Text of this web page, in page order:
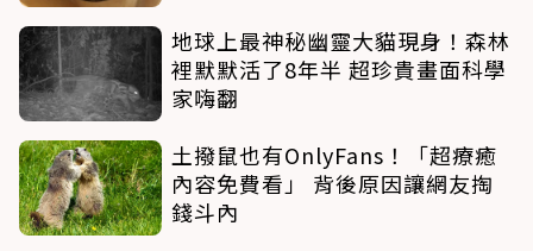
地球上最神秘幽靈大貓現身！森林
裡默默活了8年半 超珍貴畫面科學
家嗨翻
土撥鼠也有OnlyFans！「超療癒
內容免費看」 背後原因讓網友掏
錢斗內